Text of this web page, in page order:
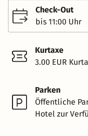
Check-Out
bis 11:00 Uhr
Kurtaxe
3.00 EUR
Parken
Öffentliche
Hotel zur